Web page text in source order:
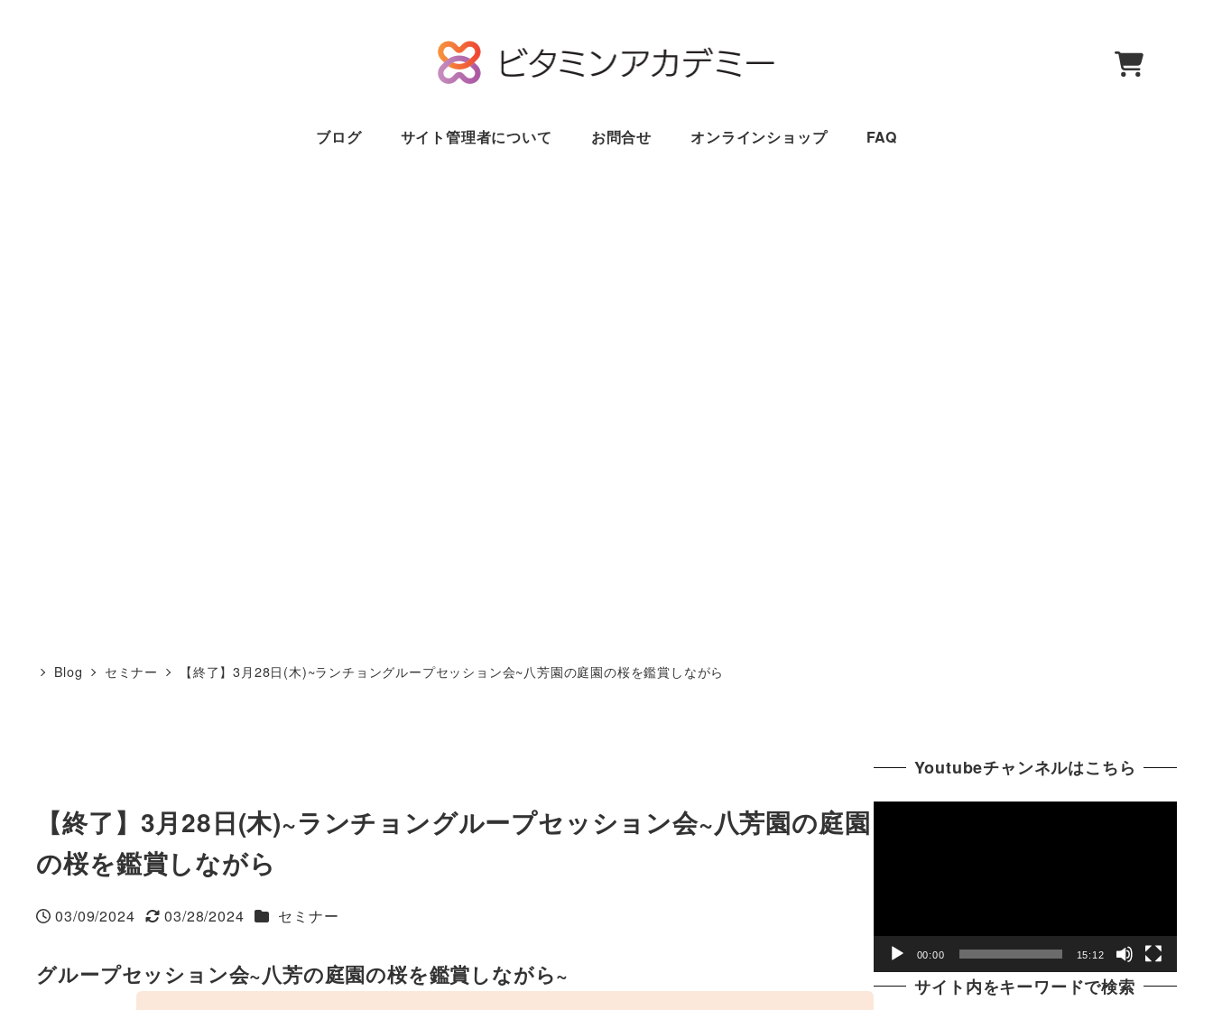
ブログ サイト管理者について お問合せ オンラインショップ FAQ
Blog セミナー 【終了】3月28日(木)~ランチョングループセッション会~八芳園の庭園の桜を鑑賞しながら
【終了】3月28日(木)~ランチョングループセッション会~八芳園の庭園
の桜を鑑賞しながら
投稿日
03/09/2024
更新日
03/28/2024 カテゴリー
セミナー
グループセッション会~八芳の庭園の桜を鑑賞しながら~
Youtubeチャンネルはこちら
ヤ
00:00 15:12
サイト内をキーワードで検索